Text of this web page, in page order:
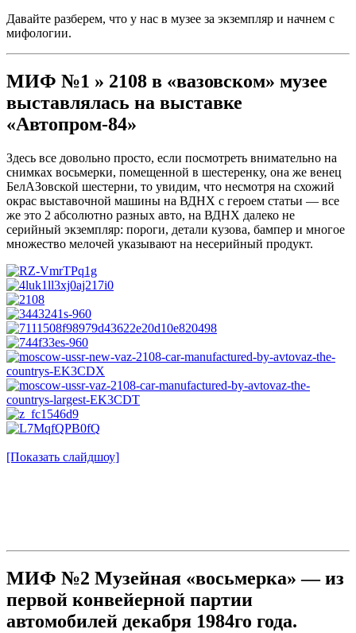
Давайте разберем, что у нас в музее за экземпляр и начнем с
мифологии.
МИФ №1 » 2108 в «вазовском» музее
выставлялась на выставке
«Автопром-84»
Здесь все довольно просто, если посмотреть внимательно на
снимках восьмерки, помещенной в шестеренку, она же венец
БелАЗовской шестерни, то увидим, что несмотря на схожий
окрас выставочной машины на ВДНХ с героем статьи — все
же это 2 абсолютно разных авто, на ВДНХ далеко не
серийный экземпляр: пороги, детали кузова, бампер и многое
множество мелочей указывают на несерийный продукт.
[Показать слайдшоу]
МИФ №2 Музейная «восьмерка» — из
первой конвейерной партии
автомобилей декабря 1984го года.